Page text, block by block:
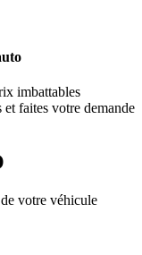
imbattables
faites votre demande
votre véhicule